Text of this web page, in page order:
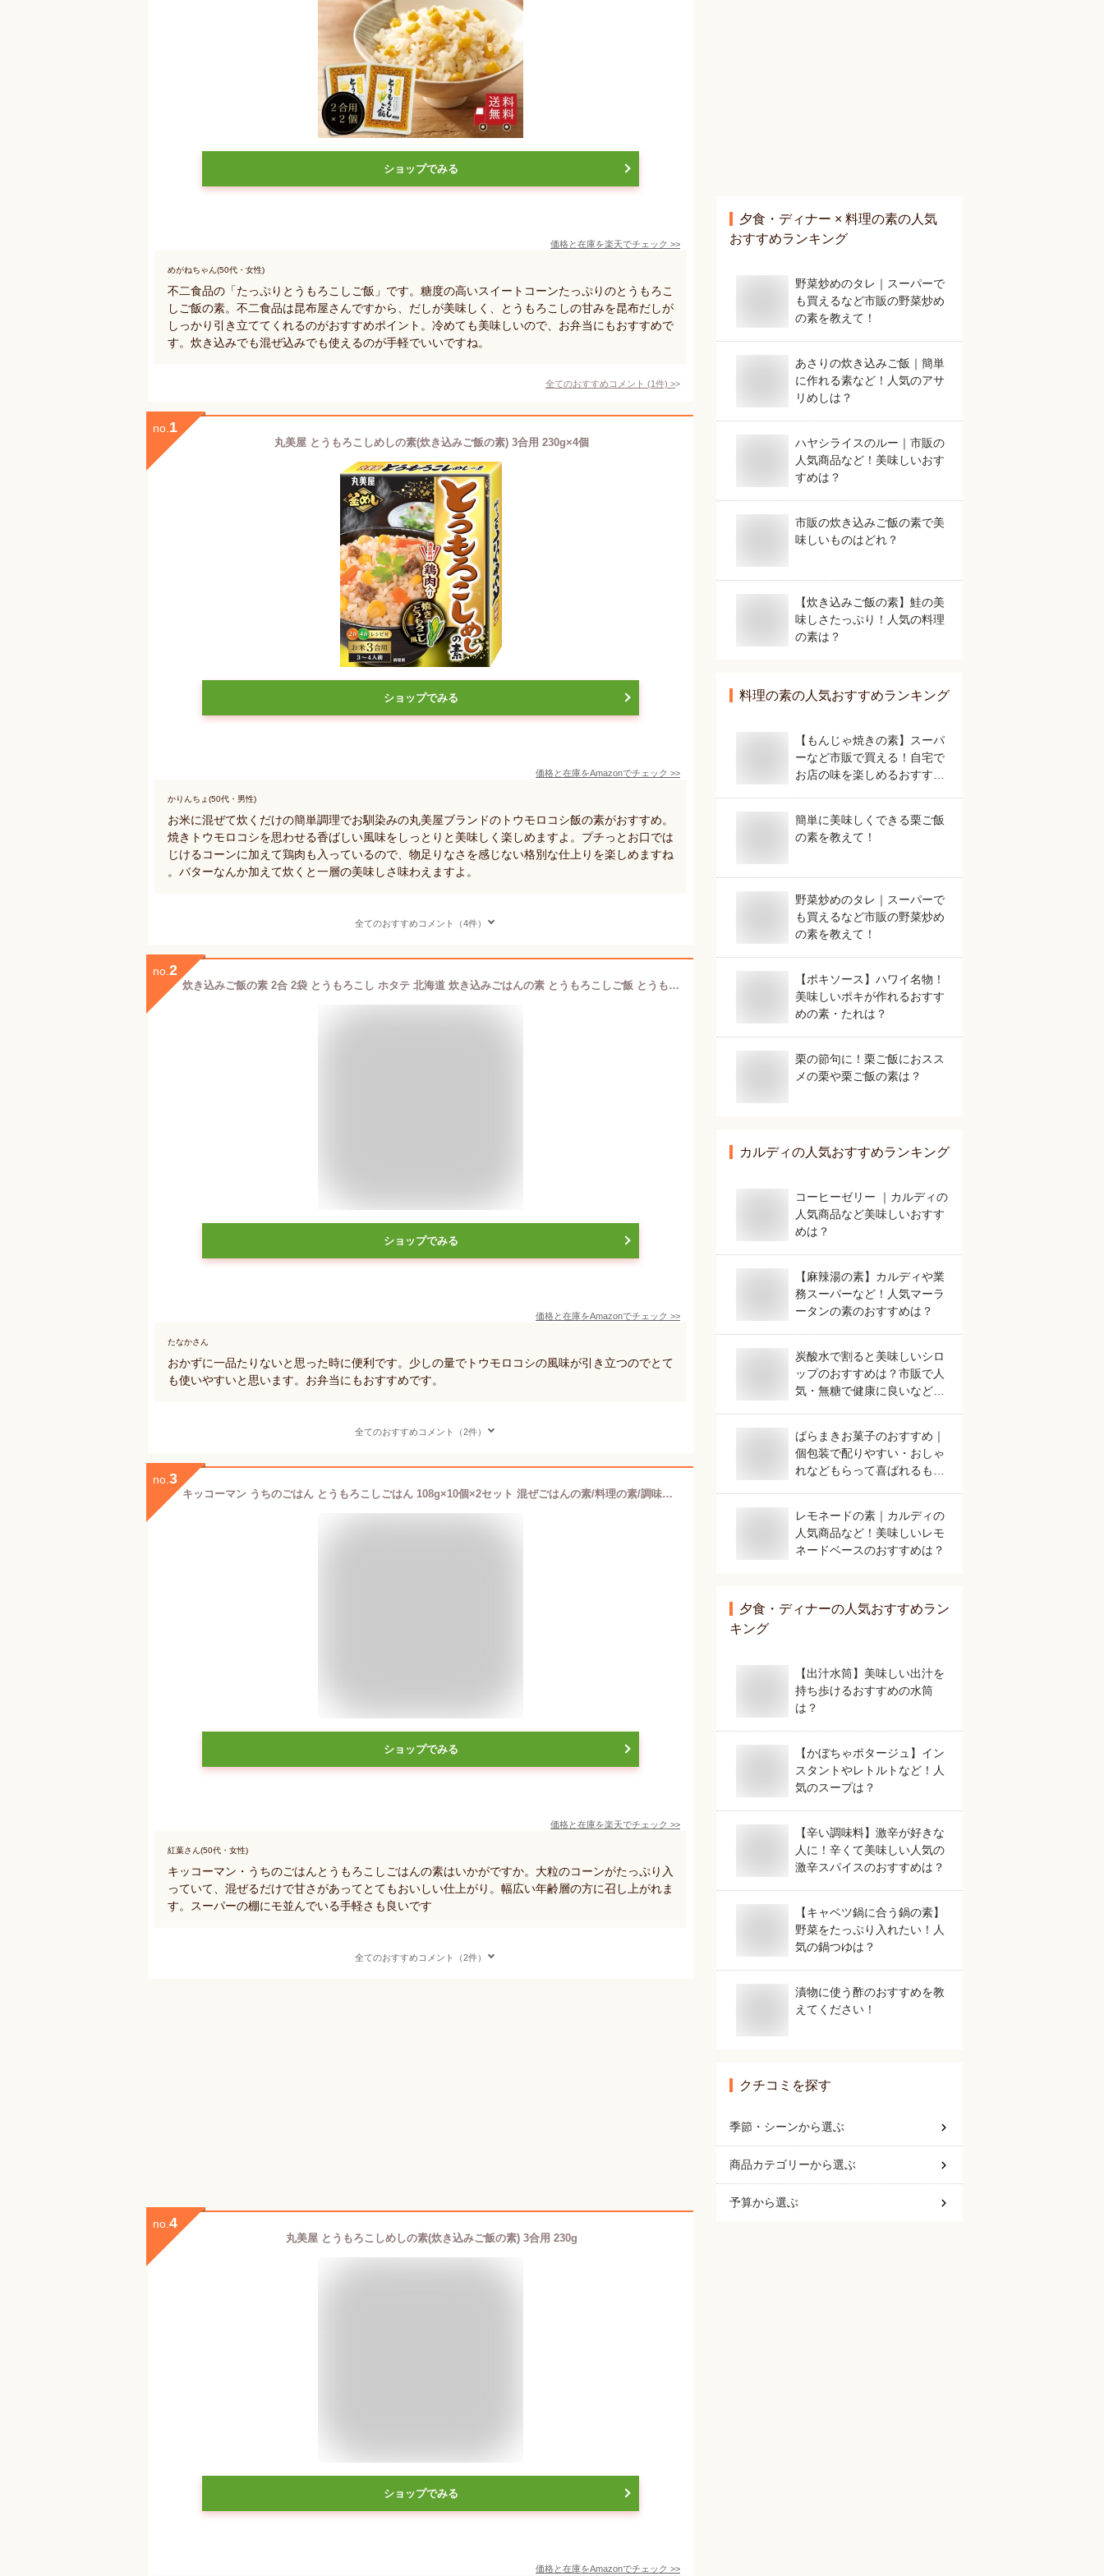
ショップでみる
価格と在庫を楽天でチェック >>
めがねちゃん(50代・女性)
不二食品の「たっぷりとうもろこしご飯」です。糖度の高いスイートコーンたっぷりのとうもろこ
しご飯の素。不二食品は昆布屋さんですから、だしが美味しく、とうもろこしの甘みを昆布だしが
しっかり引き立ててくれるのがおすすめポイント。冷めても美味しいので、お弁当にもおすすめで
す。炊き込みでも混ぜ込みでも使えるのが手軽でいいですね。
全てのおすすめコメント (1件) >
no. 1
丸美屋 とうもろこしめしの素(炊き込みご飯の素) 3合用 230g×4個
ショップでみる
価格と在庫をAmazonでチェック >>
かりんちょ(50代・男性)
お米に混ぜて炊くだけの簡単調理でお馴染みの丸美屋ブランドのトウモロコシ飯の素がおすすめ。
焼きトウモロコシを思わせる香ばしい風味をしっとりと美味しく楽しめますよ。プチっとお口では
じけるコーンに加えて鶏肉も入っているので、物足りなさを感じない格別な仕上りを楽しめますね
。バターなんか加えて炊くと一層の美味しさ味わえますよ。
全てのおすすめコメント（4件）
no. 2
炊き込みご飯の素 2合 2袋 とうもろこし ホタテ 北海道 炊き込みごはんの素 とうもろこしご飯 とうもろこしご飯の素 とうもろこしごはん お取り寄せ メール便 着色料・保存料不使用 ごはん お弁当 おかず おにぎりの具 無添加
ショップでみる
価格と在庫をAmazonでチェック >>
たなかさん
おかずに一品たりないと思った時に便利です。少しの量でトウモロコシの風味が引き立つのでとて
も使いやすいと思います。お弁当にもおすすめです。
全てのおすすめコメント（2件）
no. 3
キッコーマン うちのごはん とうもろこしごはん 108g×10個×2セット 混ぜごはんの素/料理の素/調味料/時短料理/簡単料理/ごはんに混ぜるだけ
ショップでみる
価格と在庫を楽天でチェック >>
紅葉さん(50代・女性)
キッコーマン・うちのごはんとうもろこしごはんの素はいかがですか。大粒のコーンがたっぷり入
っていて、混ぜるだけで甘さがあってとてもおいしい仕上がり。幅広い年齢層の方に召し上がれま
す。スーパーの棚にモ並んでいる手軽さも良いです
全てのおすすめコメント（2件）
no. 4
丸美屋 とうもろこしめしの素(炊き込みご飯の素) 3合用 230g
ショップでみる
価格と在庫をAmazonでチェック >>
夕食・ディナー × 料理の素の人気
おすすめランキング
野菜炒めのタレ｜スーパーで
も買えるなど市販の野菜炒め
の素を教えて！
あさりの炊き込みご飯｜簡単
に作れる素など！人気のアサ
リめしは？
ハヤシライスのルー｜市販の
人気商品など！美味しいおす
すめは？
市販の炊き込みご飯の素で美
味しいものはどれ？
【炊き込みご飯の素】鮭の美
味しさたっぷり！人気の料理
の素は？
料理の素の人気おすすめランキング
【もんじゃ焼きの素】スーパ
ーなど市販で買える！自宅で
お店の味を楽しめるおすすめ
簡単に美味しくできる栗ご飯
の素を教えて！
野菜炒めのタレ｜スーパーで
も買えるなど市販の野菜炒め
の素を教えて！
【ポキソース】ハワイ名物！
美味しいポキが作れるおすす
めの素・たれは？
栗の節句に！栗ご飯におスス
メの栗や栗ご飯の素は？
カルディの人気おすすめランキング
コーヒーゼリー ｜カルディの
人気商品など美味しいおすす
めは？
【麻辣湯の素】カルディや業
務スーパーなど！人気マーラ
ータンの素のおすすめは？
炭酸水で割ると美味しいシロ
ップのおすすめは？市販で人
気・無糖で健康に良いなど人
ばらまきお菓子のおすすめ｜
個包装で配りやすい・おしゃ
れなどもらって喜ばれるもの
レモネードの素｜カルディの
人気商品など！美味しいレモ
ネードベースのおすすめは？
夕食・ディナーの人気おすすめラン
キング
【出汁水筒】美味しい出汁を
持ち歩けるおすすめの水筒
は？
【かぼちゃポタージュ】イン
スタントやレトルトなど！人
気のスープは？
【辛い調味料】激辛が好きな
人に！辛くて美味しい人気の
激辛スパイスのおすすめは？
【キャベツ鍋に合う鍋の素】
野菜をたっぷり入れたい！人
気の鍋つゆは？
漬物に使う酢のおすすめを教
えてください！
クチコミを探す
季節・シーンから選ぶ
商品カテゴリーから選ぶ
予算から選ぶ